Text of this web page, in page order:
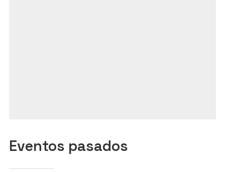
Eventos pasados